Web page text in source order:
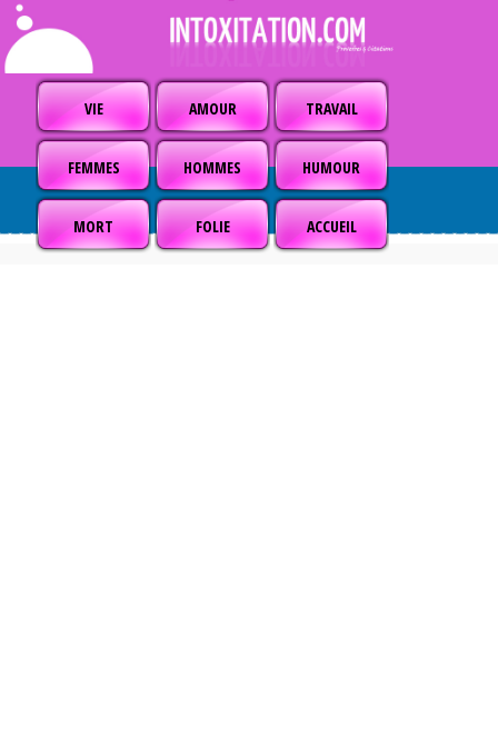
VIE AMOUR TRAVAIL
FEMMES HOMMES HUMOUR
MORT FOLIE ACCUEIL